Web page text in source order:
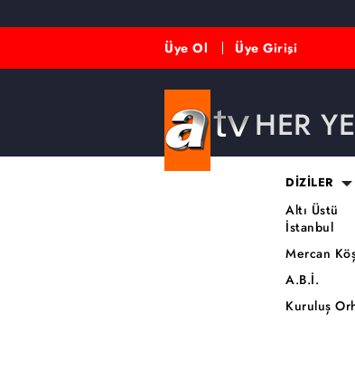
Üye Ol Üye Girişi
HER
DİZİLER
Altı Üstü
İstanbul
Mercan
A.B.İ.
Kuruluş